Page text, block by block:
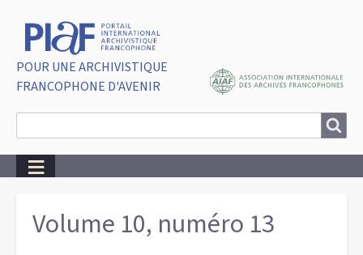
POUR UNE ARCHIVISTIQUE
FRANCOPHONE D'AVENIR
Volume 10, numéro 13